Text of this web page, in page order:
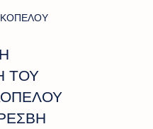
ΤΟΥ